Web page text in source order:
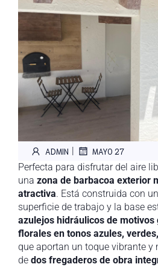
ADMIN | MAYO 27
Perfecta para disfrutar del aire
una zona de barbacoa exterior
atractiva. Está construida con
superficie de trabajo y la base
azulejos hidráulicos de motivos
florales en tonos azules,
que aportan un toque vibrante y
de dos fregaderos de obra